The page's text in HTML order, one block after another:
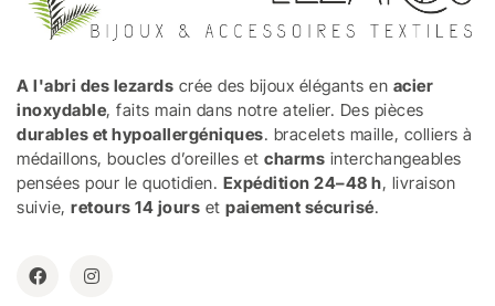
A l'abri des lezards crée des bijoux élégants en acier
inoxydable, faits main dans notre atelier. Des pièces
durables et hypoallergéniques. bracelets maille, colliers à
médaillons, boucles d’oreilles et charms interchangeables
pensées pour le quotidien. Expédition 24–48 h, livraison
suivie, retours 14 jours et paiement sécurisé.